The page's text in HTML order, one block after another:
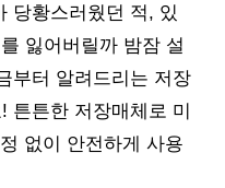
당황스러웠던 적, 있
잃어버릴까 밤잠 설
부터 알려드리는 저장
튼튼한 저장매체로 미
없이 안전하게 사용